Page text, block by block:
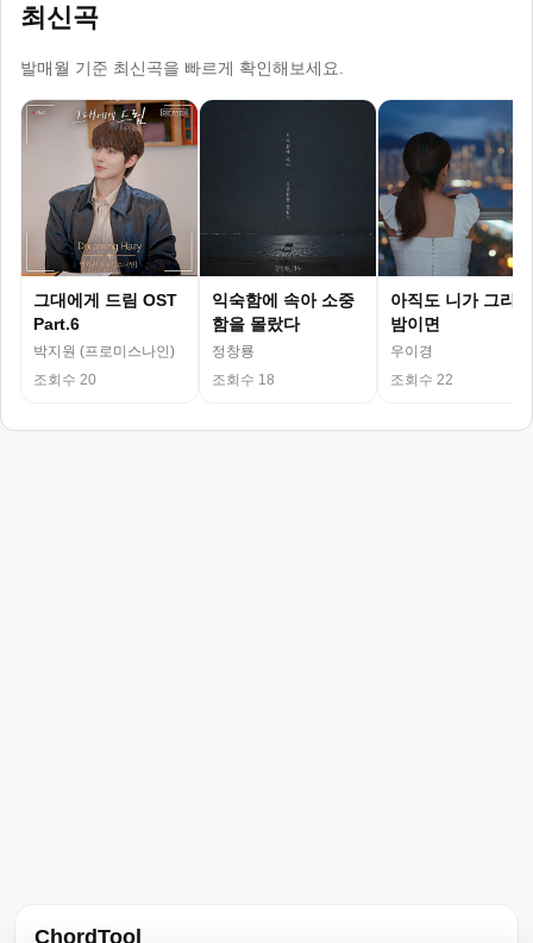
최신곡
발매월 기준 최신곡을 빠르게 확인해보세요.
그대에게 드림 OST
Part.6
박지원 (프로미스나인)
조회수 20
익숙함에 속아 소중
함을 몰랐다
정창룡
조회수 18
아직도 니가 그리운
밤이면
우이경
조회수 22
ChordTool